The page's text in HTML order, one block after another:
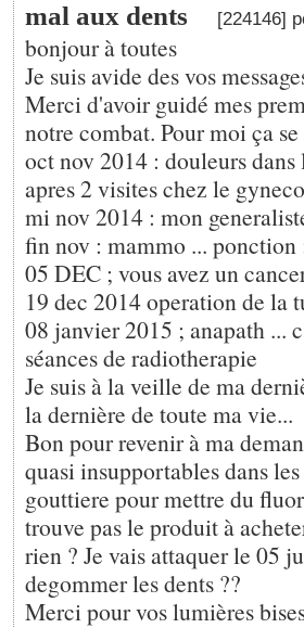
mal aux dents [224146]
bonjour à toutes
Je suis avide des vos
Merci d'avoir guidé mes
notre combat. Pour moi ça
oct nov 2014 : douleurs
apres 2 visites chez le
mi nov 2014 : mon
fin nov : mammo ... ponction
05 DEC ; vous avez un
19 dec 2014 operation de la
08 janvier 2015 ; anapath ...
séances de radiotherapie
Je suis à la veille de ma
la dernière de toute ma vie...
Bon pour revenir à ma
quasi insupportables dans
gouttiere pour mettre du
trouve pas le produit à
rien ? Je vais attaquer le 05
degommer les dents ??
Merci pour vos lumières